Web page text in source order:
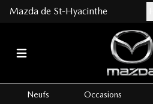
Mazda de St-Hyacinthe
Neufs Occasions